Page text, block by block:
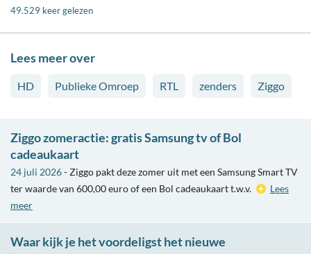
49.529 keer gelezen
Lees meer over
HD Publieke Omroep RTL zenders Ziggo
Ziggo zomeractie: gratis Samsung tv of Bol
cadeaukaart
24 juli 2026- Ziggo pakt deze zomer uit met een Samsung Smart TV
ter waarde van 600,00 euro of een Bol cadeaukaart t.w.v.
Lees
meer
Waar kijk je het voordeligst het nieuwe